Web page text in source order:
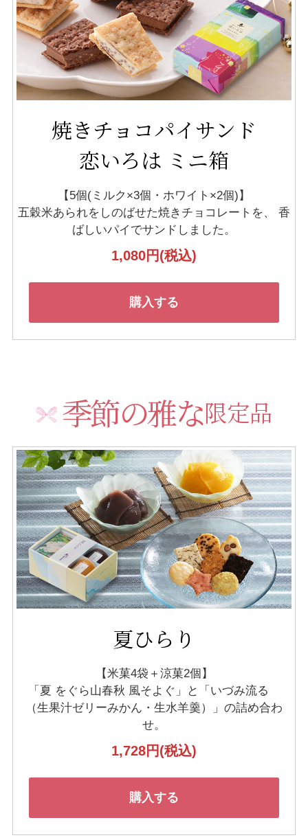
焼きチョコパイサンド
恋いろは ミニ箱
【5個(ミルク×3個・ホワイト×2個)】
五穀米あられをしのばせた焼きチョコレートを、
香
ばしいパイでサンドしました。
1,080円(税込)
購入する
季節の雅な限定品
夏ひらり
【米菓4袋＋涼菓2個】
「夏 をぐら山春秋 風そよぐ」と
「いづみ流るゝ
（生果汁ゼリーみかん・生水羊羹）」の詰め合わ
せ。
1,728円(税込)
購入する